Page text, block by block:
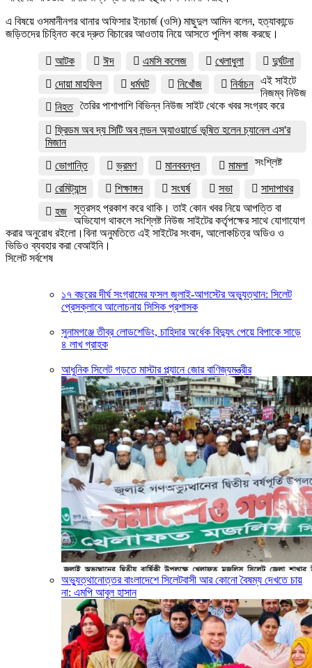
এ বিষয়ে ওসমানীনগর থানার অফিসার ইনচার্জ (ওসি) মাছুদুল আমিন বলেন, হত্যাকান্ডে
জড়িতদের চিহ্নিত করে দ্রুত বিচারের আওতায় নিয়ে আসতে পুলিশ কাজ করছে।
আটক ঈদ এমসি কলেজ খেলাধুলা
দুর্ঘটনা
দোয়া মাহফিল
ধর্মঘট নিখোঁজ
নির্বাচন
নিহত
ফ্রিডম অব দ্য সিটি অব লন্ডন অ্যাওয়ার্ডে ভূষিত হলেন চ্যানেল এস'র
মিজান
ভোগান্তি
ভ্রমণ মানববন্ধন
মামলা
রেমিট্যান্স
শিক্ষাঙ্গন সংঘর্ষ সভা
সাদাপাথর
হজ
এই সাইটে
নিজম্ব নিউজ
তৈরির পাশাপাশি বিভিন্ন নিউজ সাইট থেকে খবর সংগ্রহ করে
সংশ্লিষ্ট
সূত্রসহ প্রকাশ করে থাকি। তাই কোন খবর নিয়ে আপত্তি বা
অভিযোগ থাকলে সংশ্লিষ্ট নিউজ সাইটের কর্তৃপক্ষের সাথে যোগাযোগ
করার অনুরোধ রইলো।বিনা অনুমতিতে এই সাইটের সংবাদ, আলোকচিত্র অডিও ও
ভিডিও ব্যবহার করা বেআইনি।
সিলেট সর্বশেষ
১৭ বছরের দীর্ঘ সংগ্রামের ফসল জুলাই-আগস্টের অভ্যুত্থান: সিলেট
প্রেসক্লাবে আলোচনায় সিসিক প্রশাসক
সুনামগঞ্জে তীব্র লোডশেডিং, চাহিদার অর্ধেক বিদ্যুৎ পেয়ে বিপাকে সাড়ে
৪ লাখ গ্রাহক
আধুনিক সিলেট গড়তে মাস্টার প্ল্যানে জোর বাণিজ্যমন্ত্রীর
অভ্যুত্থানোত্তর বাংলাদেশে সিলেটবাসী আর কোনো বৈষম্য দেখতে চায়
না: এমপি আবুল হাসান